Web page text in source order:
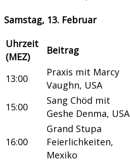
Samstag, 13. Februar
Uhrzeit
(MEZ)
Beitrag
13:00
Praxis mit Marcy
Vaughn, USA
15:00
Sang Chöd mit
Geshe Denma, USA
16:00
Grand Stupa
Feierlichkeiten,
Mexiko